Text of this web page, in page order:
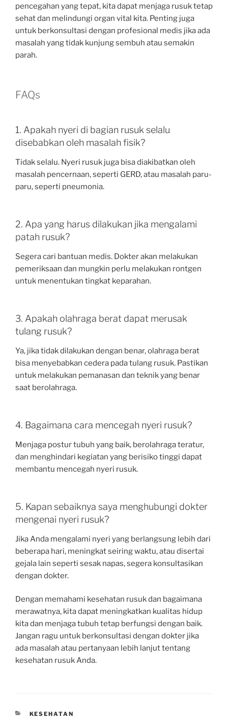
pencegahan yang tepat, kita dapat menjaga rusuk tetap
sehat dan melindungi organ vital kita. Penting juga
untuk berkonsultasi dengan profesional medis jika ada
masalah yang tidak kunjung sembuh atau semakin
parah.
FAQs
1. Apakah nyeri di bagian rusuk selalu
disebabkan oleh masalah fisik?
Tidak selalu. Nyeri rusuk juga bisa diakibatkan oleh
masalah pencernaan, seperti GERD, atau masalah paru-
paru, seperti pneumonia.
2. Apa yang harus dilakukan jika mengalami
patah rusuk?
Segera cari bantuan medis. Dokter akan melakukan
pemeriksaan dan mungkin perlu melakukan rontgen
untuk menentukan tingkat keparahan.
3. Apakah olahraga berat dapat merusak
tulang rusuk?
Ya, jika tidak dilakukan dengan benar, olahraga berat
bisa menyebabkan cedera pada tulang rusuk. Pastikan
untuk melakukan pemanasan dan teknik yang benar
saat berolahraga.
4. Bagaimana cara mencegah nyeri rusuk?
Menjaga postur tubuh yang baik, berolahraga teratur,
dan menghindari kegiatan yang berisiko tinggi dapat
membantu mencegah nyeri rusuk.
5. Kapan sebaiknya saya menghubungi dokter
mengenai nyeri rusuk?
Jika Anda mengalami nyeri yang berlangsung lebih dari
beberapa hari, meningkat seiring waktu, atau disertai
gejala lain seperti sesak napas, segera konsultasikan
dengan dokter.
Dengan memahami kesehatan rusuk dan bagaimana
merawatnya, kita dapat meningkatkan kualitas hidup
kita dan menjaga tubuh tetap berfungsi dengan baik.
Jangan ragu untuk berkonsultasi dengan dokter jika
ada masalah atau pertanyaan lebih lanjut tentang
kesehatan rusuk Anda.
CATEGORIES
KESEHATAN